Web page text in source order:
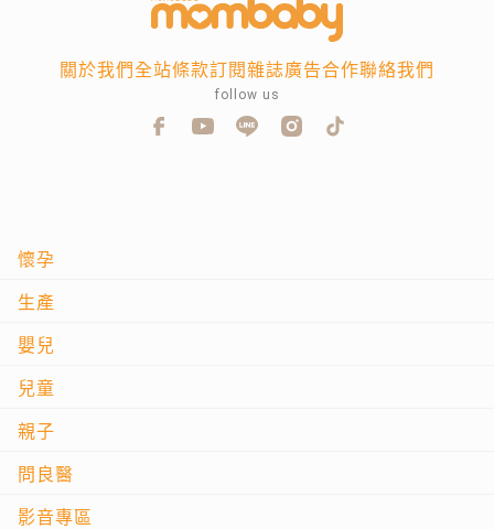
懷孕
生產
嬰兒
兒童
親子
問良醫
影音專區
關於我們全站條款訂閱雜誌廣告合作聯絡我們
follow us